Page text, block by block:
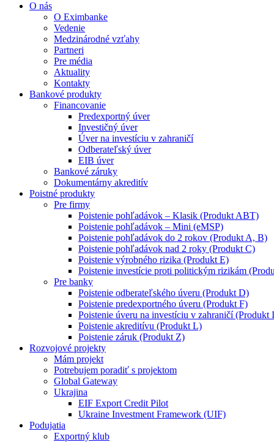
O nás
O Eximbanke
Vedenie
Medzinárodné vzťahy
Partneri
Pre média
Aktuality
Kontakty
Bankové produkty
Financovanie
Predexportný úver
Investičný úver
Úver na investíciu v zahraničí
Odberateľský úver
EIB úver
Bankové záruky
Dokumentárny akreditív
Poistné produkty
Pre firmy
Poistenie pohľadávok – Klasik (Produkt ABT)
Poistenie pohľadávok – Mini (eMSP)
Poistenie pohľadávok do 2 rokov (Produkt A, B)
Poistenie pohľadávok nad 2 roky (Produkt C)
Poistenie výrobného rizika (Produkt E)
Poistenie investície proti politickým rizikám
Pre banky
Poistenie odberateľského úveru (Produkt D)
Poistenie predexportného úveru (Produkt F)
Poistenie úveru na investíciu v zahraničí (Produkt
Poistenie akreditívu (Produkt L)
Poistenie záruk (Produkt Z)
Rozvojové projekty
Mám projekt
Potrebujem poradiť s projektom
Global Gateway
Ukrajina
EIF Export Credit Pilot
Ukraine Investment Framework (UIF)
Podujatia
Exportný klub